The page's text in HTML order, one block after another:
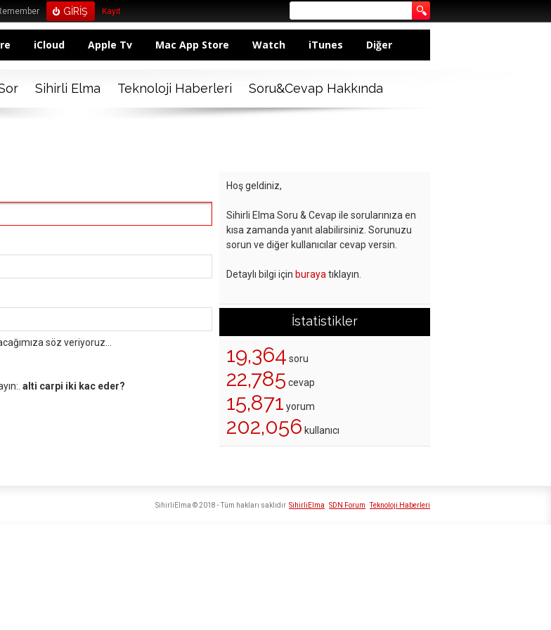
Kayıt
iCloud Apple Tv Mac App Store Watch iTunes Diğer
Sihirli Elma Teknoloji Haberleri Soru&Cevap Hakkında
söz veriyoruz...
alti carpi iki kac eder?
Hoş geldiniz,
Sihirli Elma Soru & Cevap ile sorularınıza en
kısa zamanda yanıt alabilirsiniz. Sorunuzu
sorun ve diğer kullanıcılar cevap versin.
Detaylı bilgi için buraya tıklayın.
İstatistikler
19,364 soru
22,785 cevap
15,871 yorum
202,056 kullanıcı
SihirliElma SDN Forum Teknoloji Haberleri
SihirliElma © 2018 - Tüm hakları saklıdır